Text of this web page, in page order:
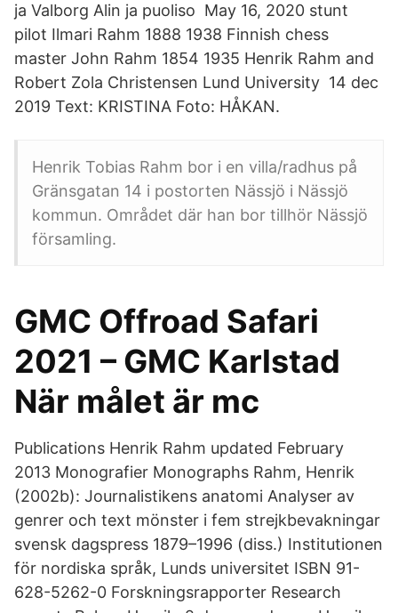
ja Valborg Alin ja puoliso May 16, 2020 stunt
pilot Ilmari Rahm 1888 1938 Finnish chess
master John Rahm 1854 1935 Henrik Rahm and
Robert Zola Christensen Lund University 14 dec
2019 Text: KRISTINA Foto: HÅKAN.
Henrik Tobias Rahm bor i en villa/radhus på
Gränsgatan 14 i postorten Nässjö i Nässjö
kommun. Området där han bor tillhör Nässjö
församling.
GMC Offroad Safari
2021 – GMC Karlstad
När målet är mc
Publications Henrik Rahm updated February
2013 Monografier Monographs Rahm, Henrik
(2002b): Journalistikens anatomi Analyser av
genrer och text mönster i fem strejkbevakningar
svensk dagspress 1879–1996 (diss.) Institutionen
för nordiska språk, Lunds universitet ISBN 91-
628-5262-0 Forskningsrapporter Research